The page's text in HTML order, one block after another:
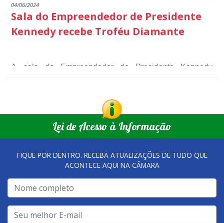
04/06/2024
Sala do Empreendedor de Presidente
Kennedy recebe Troféu Diamante
A sala do Empreendedor de Presidente Kennedy
recebeu o Selo Sebrae de Referência em atendimento, o
atesta a qualidade dos serviços prestados aos
empreendedores locais.
O Selo Sebrae nasceu inspirado nos casos de sucesso,
que merecem o reconhecimento nacional, que se
tornaram referência, nas melhorias da gestão, e na
qualidade dos atendimentos prestados nesses espaços.
A metodologia de avaliação se concentra em 7 pilares:
qualidade no atendimento remoto, gestão, oferta /
realização de soluções, ambiente de negócios,
infraestrutura, presença digital e cobertura e
produtividade. Somados, todos as categorias totalizam
Lei de Acesso à Informação
FIQUE POR DENTRO. RECEBA ATUALIZAÇÕES DE TUDO QUE
ACONTECE AQUI NA CÂMARA